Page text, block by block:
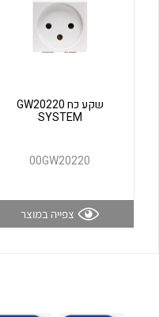
לכל מוצרי היצרן
שקע כח GW20220
SYSTEM
00GW20220
צפייה במוצר